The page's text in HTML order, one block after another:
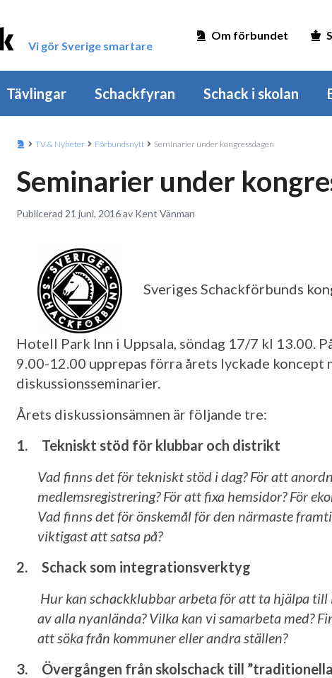
Vi gör Sverige smartare
Om förbundet
Tävlingar Schackfyran Schack i skolan
TV & Nyheter Förbundsnytt Seminarier under kongressdagen
Seminarier under
Publicerad 21 juni, 2016 av Kent Vänman
Sveriges Schackförbunds
Hotell Park Inn i Uppsala, söndag 17/7 kl 13.00.
9.00-12.00 upprepas förra årets lyckade koncept
diskussionsseminarier.
Årets diskussionsämnen är följande tre:
1. Tekniskt stöd för klubbar och distrikt
Vad finns det för tekniskt stöd i dag? För att
medlemsregistrering? För att fixa hemsidor? För
Vad finns det för önskemål för den närmaste
viktigast att satsa på?
2. Schack som integrationsverktyg
Hur kan schackklubbar arbeta för att ta hjälpa till
av alla nyanlända? Vilka kan vi samarbeta med?
att söka från kommuner eller andra ställen?
3. Övergången från skolschack till